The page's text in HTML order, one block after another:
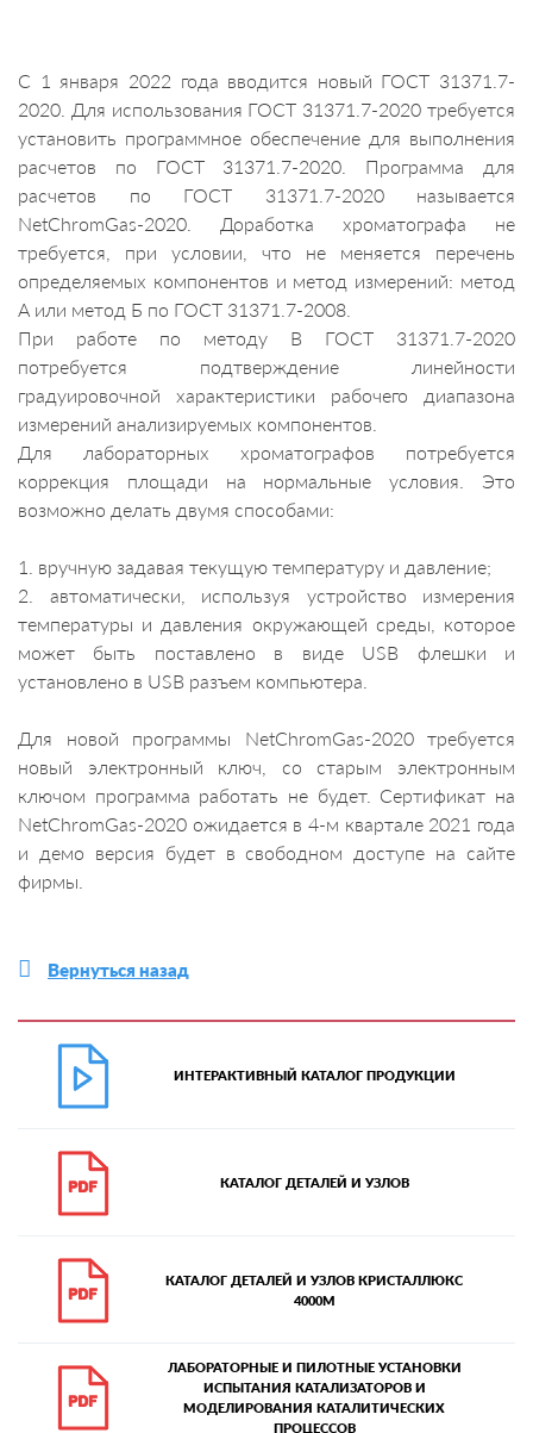
С 1 января 2022 года вводится новый ГОСТ 31371.7-
2020. Для использования ГОСТ 31371.7-2020 требуется
установить программное обеспечение для выполнения
расчетов по ГОСТ 31371.7-2020. Программа для
расчетов по ГОСТ 31371.7-2020 называется
NetChromGas-2020. Доработка хроматографа не
требуется, при условии, что не меняется перечень
определяемых компонентов и метод измерений: метод
А или метод Б по ГОСТ 31371.7-2008.
При работе по методу В ГОСТ 31371.7-2020
потребуется подтверждение линейности
градуировочной характеристики рабочего диапазона
измерений анализируемых компонентов.
Для лабораторных хроматографов потребуется
коррекция площади на нормальные условия. Это
возможно делать двумя способами:
1. вручную задавая текущую температуру и давление;
2. автоматически, используя устройство измерения
температуры и давления окружающей среды, которое
может быть поставлено в виде USB флешки и
установлено в USB разъем компьютера.
Для новой программы NetChromGas-2020 требуется
новый электронный ключ, со старым электронным
ключом программа работать не будет. Сертификат на
NetChromGas-2020 ожидается в 4-м квартале 2021 года
и демо версия будет в свободном доступе на сайте
фирмы.
Вернуться назад
ИНТЕРАКТИВНЫЙ КАТАЛОГ ПРОДУКЦИИ
КАТАЛОГ ДЕТАЛЕЙ И УЗЛОВ
КАТАЛОГ ДЕТАЛЕЙ И УЗЛОВ КРИСТАЛЛЮКС
4000М
ЛАБОРАТОРНЫЕ И ПИЛОТНЫЕ УСТАНОВКИ
ИСПЫТАНИЯ КАТАЛИЗАТОРОВ И
МОДЕЛИРОВАНИЯ КАТАЛИТИЧЕСКИХ
ПРОЦЕССОВ